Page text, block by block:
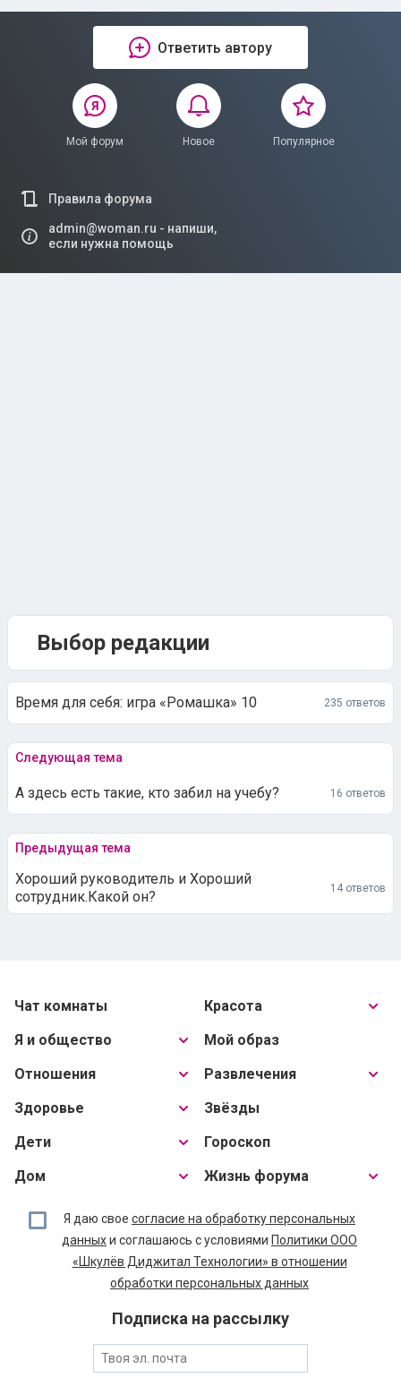
Ответить автору
Мой форум Новое Популярное
Правила форума
admin@woman.ru - напиши,
если нужна помощь
Выбор редакции
Время для себя: игра «Ромашка» 10 235 ответов
Следующая тема
А здесь есть такие, кто забил на учебу? 16 ответов
Предыдущая тема
Хороший руководитель и Хороший
сотрудник.Какой он?
14 ответов
Чат комнаты
Я и общество
Отношения
Здоровье
Дети
Дом
Красота
Мой образ
Развлечения
Звёзды
Гороскоп
Жизнь форума
Я даю свое согласие на обработку персональных
данныхи соглашаюсь с условиями Политики ООО
«Шкулёв Диджитал Технологии» в отношении
обработки персональных данных
Подписка на рассылку